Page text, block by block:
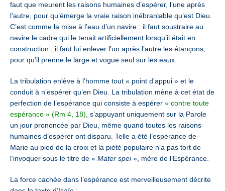
faut que meurent les raisons humaines d’espérer, l’une après
l’autre, pour qu’émerge la vraie raison inébranlable qu’est Dieu.
C’est comme la mise à l’eau d’un navire : il faut soustraire au
navire le cadre qui le tenait artificiellement lorsqu’il était en
construction ; il faut lui enlever l’un après l’autre les étançons,
pour qu’il prenne le large et vogue seul sur les eaux.
La tribulation enlève à l’homme tout « point d’appui » et le
conduit à n’espérer qu’en Dieu. La tribulation mène à cet état de
perfection de l’espérance qui consiste à espérer « contre toute
espérance » (Rm 4, 18) , s’appuyant uniquement sur la Parole
un jour prononcée par Dieu, même quand toutes les raisons
humaines d’espérer ont disparu. Telle a été l’espérance de
Marie au pied de la croix et la piété populaire n’a pas tort de
l’invoquer sous le titre de « Mater spei», mère de l’Espérance.
La force cachée dans l’espérance est merveilleusement décrite